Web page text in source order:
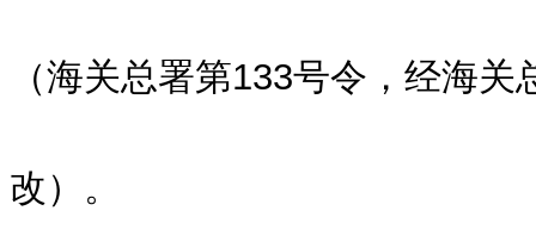
（海关总署第133号令，经海
改）。